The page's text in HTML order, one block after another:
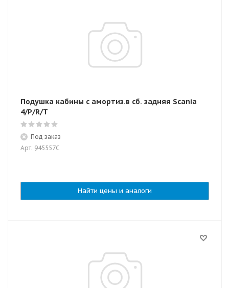
Подушка кабины с амортиз.в сб. задняя Scania
4/P/R/T
Под заказ
Арт: 945557C
Найти цены и аналоги